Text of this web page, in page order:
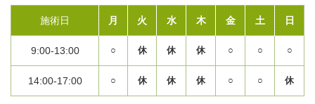
施術日 月 火 水 木 金 土 日
9:00-13:00 ○ 休 休 休 ○ ○ ○
14:00-17:00 ○ 休 休 休 ○ ○ 休